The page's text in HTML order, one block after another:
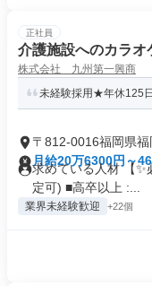
正社員
介護施設へのカラオ
株式会社 九州第一興商
未経験採用★年休125
〒812-0016福岡県
月給20万6300円～
求めている人材 【✨
定可) ■高卒以上 :...
業界未経験歓迎 +22個